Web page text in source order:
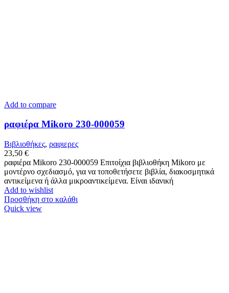
Add to compare
ραφιέρα Mikoro 230-000059
Βιβλιοθήκες, ραφιερες
23,50 €
ραφιέρα Mikoro 230-000059 Επιτοίχια βιβλιοθήκη Mikoro με
μοντέρνο σχεδιασμό, για να τοποθετήσετε βιβλία, διακοσμητικά
αντικείμενα ή άλλα μικροαντικείμενα. Eίναι ιδανική
Add to wishlist
Προσθήκη στο καλάθι
Quick view